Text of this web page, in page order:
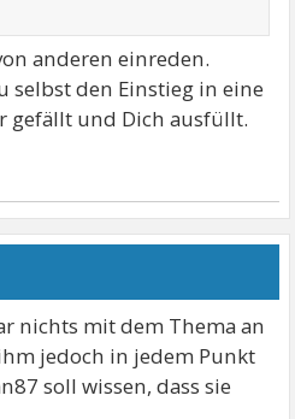
anderen einreden.
selbst den Einstieg in eine
gefällt und Dich ausfüllt.
nichts mit dem Thema an
jedoch in jedem Punkt
soll wissen, dass sie